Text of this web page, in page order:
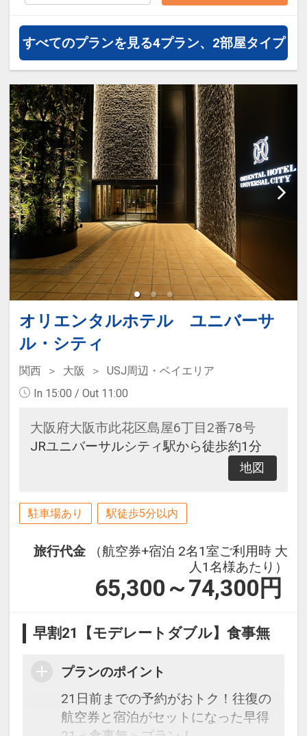
すべてのプランを見る4プラン、2部屋タイプ
オリエンタルホテル ユニバーサ
ル・シティ
関西 大阪
USJ周辺・ベイエリア
In 15:00 / Out 11:00
大阪府大阪市此花区島屋6丁目2番78号
JRユニバーサルシティ駅から徒歩約1分
地図
駐車場あり 駅徒歩5分以内
旅行代金
（航空券+宿泊 2名1室ご利用時 大
人1名様あたり）
65,300～74,300 円
早割21【モデレートダブル】食事無
プランのポイント
21日前までの予約がおトク！往復の
航空券と宿泊がセットになった早得